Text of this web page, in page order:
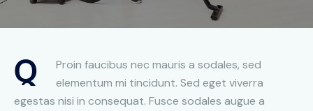
Q
Proin faucibus nec mauris a sodales, sed
elementum mi tincidunt. Sed eget viverra
egestas nisi in consequat. Fusce sodales augue a